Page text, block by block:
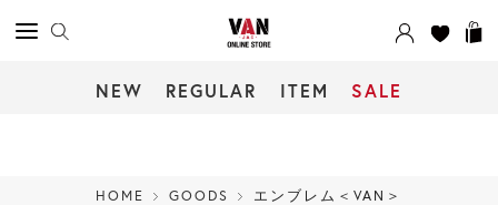
NEW REGULAR ITEM SALE
HOME GOODS エンブレム＜VAN＞